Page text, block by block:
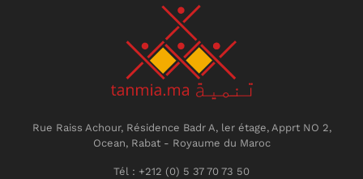
Rue Raiss Achour, Résidence Badr A, ler étage, Apprt NO 2,
Ocean, Rabat - Royaume du Maroc
Tél : +212 (0) 5 37 70 73 50